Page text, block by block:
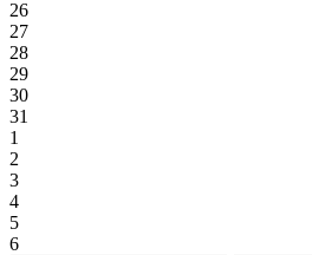
26
27
28
29
30
31
1
2
3
4
5
6